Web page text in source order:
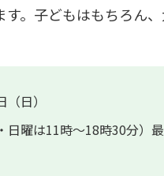
。子どもはもちろん
日）
日曜は11時～18時30分）